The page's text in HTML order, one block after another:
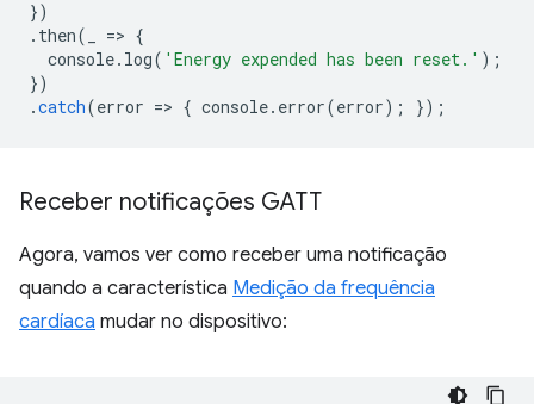
})
. then( => {
console. log( 'Energy expended has been reset.' );
})
.catch(error => { console. error(error); });
Receber notificações GATT
Agora, vamos ver como receber uma notificação
quando a característica Medição da frequência
cardíaca mudar no dispositivo: